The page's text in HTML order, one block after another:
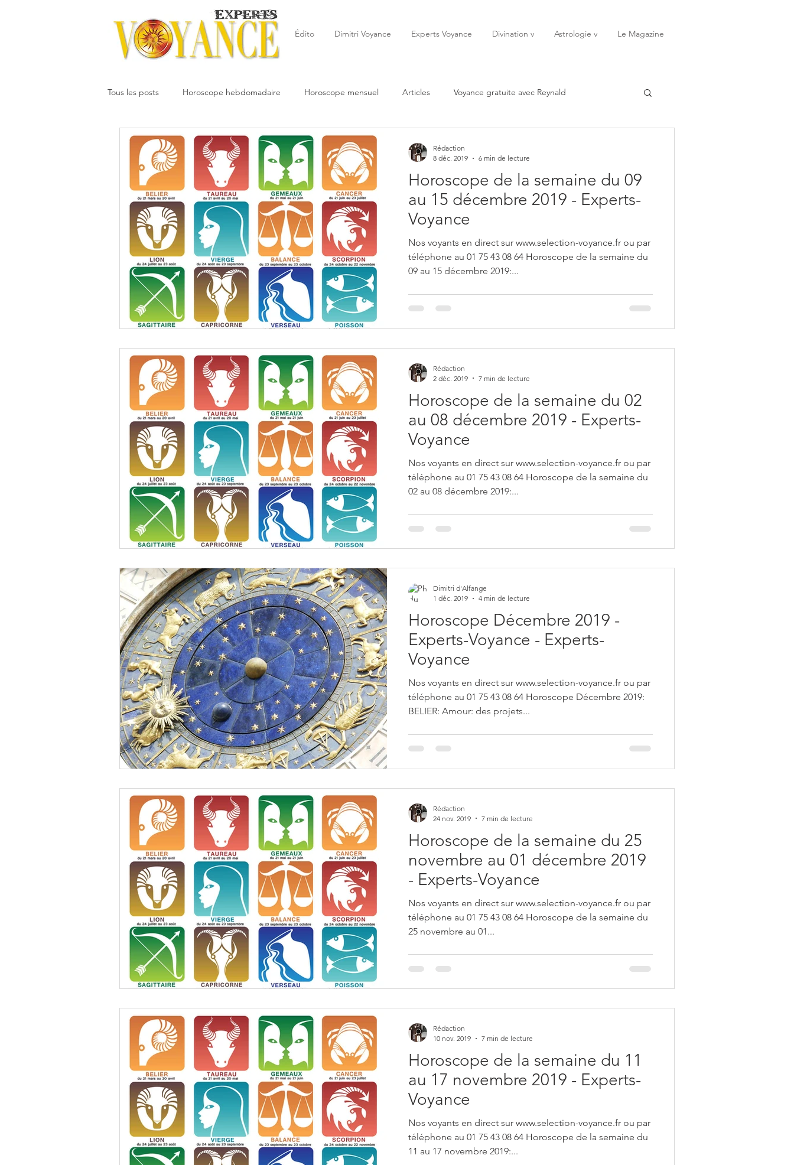
Édito Dimitri Voyance Experts Voyance Divination v Astrologie v Le Magazine
Tous les posts Horoscope hebdomadaire Horoscope mensuel Articles Voyance gratuite avec Reynald
Votre communauté Horoscope de la semaine Astrologie
Dimitri Oracledesmiroirs Cartomancie Oracles Février Mars Avril Possessions Rêves
Interprétation des rêves Juin Voyance
Décembre
Horoscope de la semaine du 09
au 15 décembre 2019 - Experts-
Voyance
Nos voyants en direct sur www.selection-voyance.fr ou par
téléphone au 01 75 43 08 64 Horoscope de la semaine du
09 au 15 décembre 2019:...
Rédaction
8 déc. 2019
6 min de lecture
Horoscope de la semaine du 02
au 08 décembre 2019 - Experts-
Voyance
Nos voyants en direct sur www.selection-voyance.fr ou par
téléphone au 01 75 43 08 64 Horoscope de la semaine du
02 au 08 décembre 2019:...
Rédaction
2 déc. 2019
7 min de lecture
Horoscope Décembre 2019 -
Experts-Voyance - Experts-
Voyance
Nos voyants en direct sur www.selection-voyance.fr ou par
téléphone au 01 75 43 08 64 Horoscope Décembre 2019:
BELIER: Amour: des projets...
Dimitri d'Alfange
1 déc. 2019
4 min de lecture
Horoscope de la semaine du 25
novembre au 01 décembre 2019
- Experts-Voyance
Nos voyants en direct sur www.selection-voyance.fr ou par
téléphone au 01 75 43 08 64 Horoscope de la semaine du
25 novembre au 01...
Rédaction
24 nov. 2019
7 min de lecture
Horoscope de la semaine du 11
au 17 novembre 2019 - Experts-
Voyance
Nos voyants en direct sur www.selection-voyance.fr ou par
téléphone au 01 75 43 08 64 Horoscope de la semaine du
11 au 17 novembre 2019:...
Rédaction
10 nov. 2019
7 min de lecture